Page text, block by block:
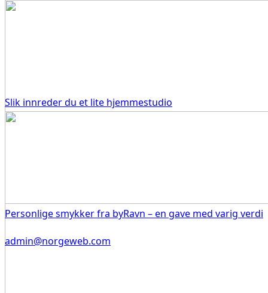
Slik innreder du et lite hjemmestudio
Personlige smykker fra byRavn – en gave med varig verdi
admin@norgeweb.com